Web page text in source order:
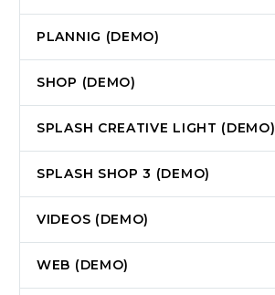
PLANNIG (DEMO)
SHOP (DEMO)
SPLASH CREATIVE LIGHT (DEMO)
SPLASH SHOP 3 (DEMO)
VIDEOS (DEMO)
WEB (DEMO)